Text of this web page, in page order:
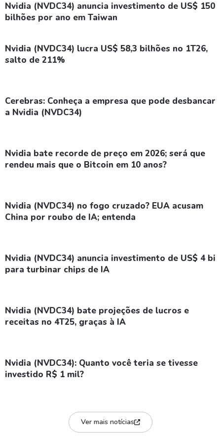
Nvidia (NVDC34) anuncia investimento de US$ 150
bilhões por ano em Taiwan
Nvidia (NVDC34) lucra US$ 58,3 bilhões no 1T26,
salto de 211%
Cerebras: Conheça a empresa que pode desbancar
a Nvidia (NVDC34)
Nvidia bate recorde de preço em 2026; será que
rendeu mais que o Bitcoin em 10 anos?
Nvidia (NVDC34) no fogo cruzado? EUA acusam
China por roubo de IA; entenda
Nvidia (NVDC34) anuncia investimento de US$ 4 bi
para turbinar chips de IA
Nvidia (NVDC34) bate projeções de lucros e
receitas no 4T25, graças à IA
Nvidia (NVDC34): Quanto você teria se tivesse
investido R$ 1 mil?
Ver mais notícias